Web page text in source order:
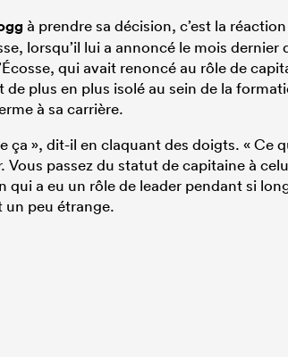
à prendre sa décision, c’est la
lorsqu’il lui a annoncé le mois dernier
qui avait renoncé au rôle de
de plus en plus isolé au sein de la
à sa carrière.
ça », dit-il en claquant des doigts. « Ce
passez du statut de capitaine à
qui a eu un rôle de leader pendant si
un peu étrange.